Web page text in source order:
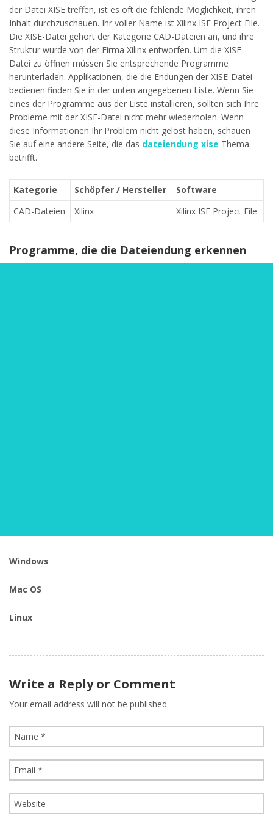
der Datei XISE treffen, ist es oft die fehlende Möglichkeit, ihren
Inhalt durchzuschauen. Ihr voller Name ist Xilinx ISE Project File.
Die XISE-Datei gehört der Kategorie CAD-Dateien an, und ihre
Struktur wurde von der Firma Xilinx entworfen. Um die XISE-
Datei zu öffnen müssen Sie entsprechende Programme
herunterladen. Applikationen, die die Endungen der XISE-Datei
bedienen finden Sie in der unten angegebenen Liste. Wenn Sie
eines der Programme aus der Liste installieren, sollten sich Ihre
Probleme mit der XISE-Datei nicht mehr wiederholen. Wenn
diese Informationen Ihr Problem nicht gelöst haben, schauen
Sie auf eine andere Seite, die das dateiendung xise Thema
betrifft.
Kategorie Schöpfer / Hersteller
Software
CAD-Dateien
Xilinx Xilinx ISE Project File
Programme, die die Dateiendung erkennen
Windows
Mac OS
Linux
Write a Reply or Comment
Your email address will not be published.